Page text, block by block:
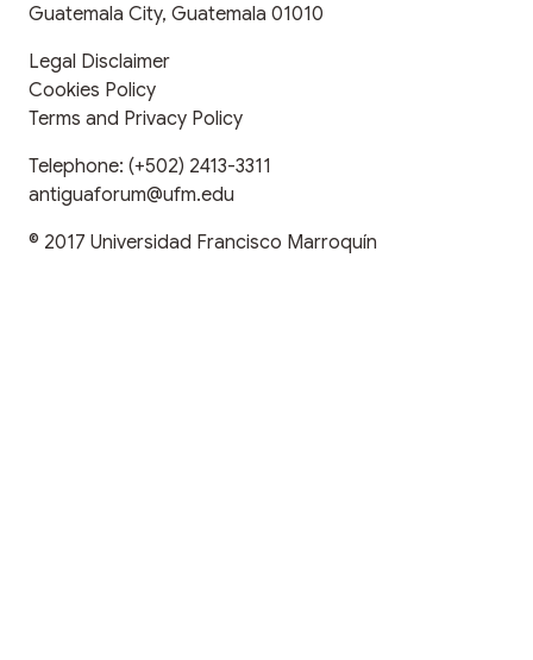
Guatemala City, Guatemala 01010
Legal Disclaimer
Cookies Policy
Terms and Privacy Policy
Telephone: (+502) 2413-3311
antiguaforum@ufm.edu
© 2017 Universidad Francisco Marroquín